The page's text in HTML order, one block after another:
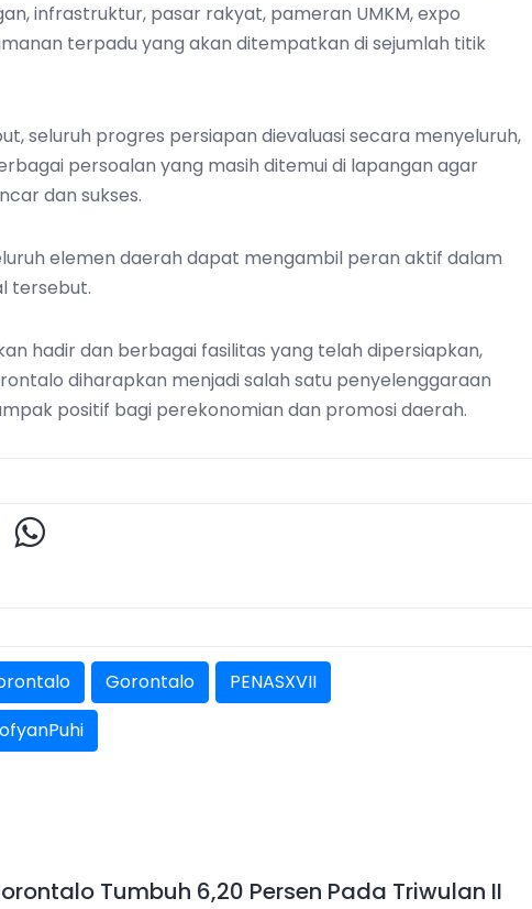
infrastruktur, pasar rakyat, pameran UMKM, expo
terpadu yang akan ditempatkan di sejumlah titik
seluruh progres persiapan dievaluasi secara menyeluruh,
persoalan yang masih ditemui di lapangan agar
dan sukses.
elemen daerah dapat mengambil peran aktif dalam
tersebut.
hadir dan berbagai fasilitas yang telah dipersiapkan,
diharapkan menjadi salah satu penyelenggaraan
positif bagi perekonomian dan promosi daerah.
Gorontalo
PENASXVII
Tumbuh 6,20 Persen Pada Triwulan II